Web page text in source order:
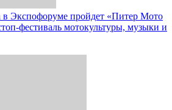
в Экспофоруме пройдет «Питер Мото
фестиваль мотокультуры, музыки и